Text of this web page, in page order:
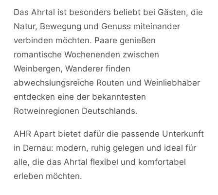
Das Ahrtal ist besonders beliebt bei Gästen, die
Natur, Bewegung und Genuss miteinander
verbinden möchten. Paare genießen
romantische Wochenenden zwischen
Weinbergen, Wanderer finden
abwechslungsreiche Routen und Weinliebhaber
entdecken eine der bekanntesten
Rotweinregionen Deutschlands.
AHR Apart bietet dafür die passende Unterkunft
in Dernau: modern, ruhig gelegen und ideal für
alle, die das Ahrtal flexibel und komfortabel
erleben möchten.